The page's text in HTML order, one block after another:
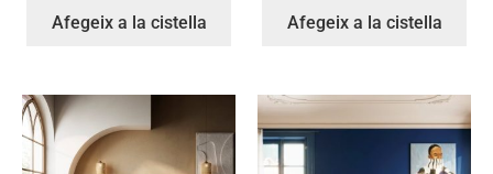
Afegeix a la cistella Afegeix a la cistella